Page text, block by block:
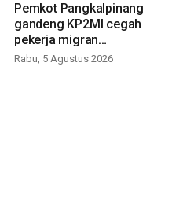
Pemkot Pangkalpinang
gandeng KP2MI cegah
pekerja migran
nonprosedural
Rabu, 5 Agustus 2026